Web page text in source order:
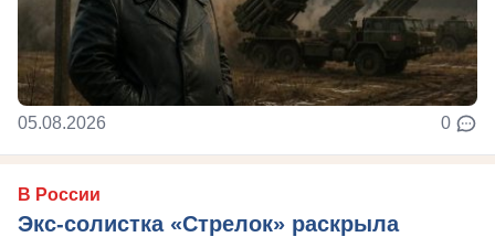
05.08.2026 0
В России
Экс-солистка «Стрелок» раскрыла